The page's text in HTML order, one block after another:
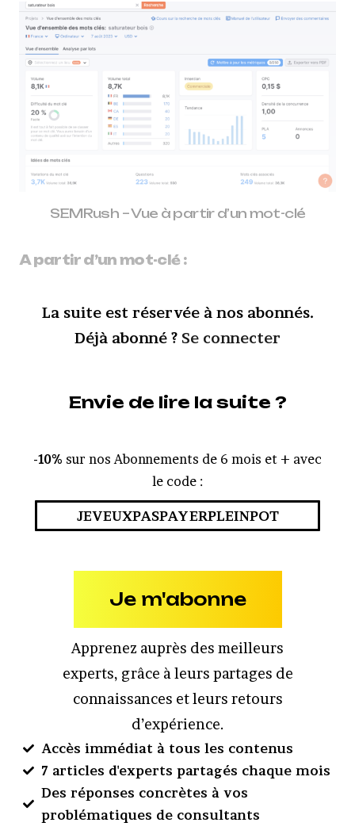
SEMRush – Vue à partir d’un mot-clé
A partir d’un mot-clé :
La suite est réservée à nos abonnés.
Déjà abonné ? Se connecter
Envie de lire la suite ?
-10% sur nos Abonnements de 6 mois et + avec
le code :
JEVEUXPASPAYERPLEINPOT
Je m'abonne
Apprenez auprès des meilleurs
experts, grâce à leurs partages de
connaissances et leurs retours
d’expérience.
Accès immédiat à tous les contenus
7 articles d'experts partagés chaque mois
Des réponses concrètes à vos
problématiques de consultants